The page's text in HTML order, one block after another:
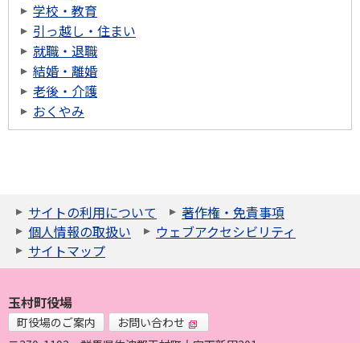
学校・教育
引っ越し・住まい
就職・退職
結婚・離婚
老後・介護
おくやみ
サイトの利用について
著作権・免責事項
個人情報の取扱い
ウェブアクセシビリティ
サイトマップ
玉村町役場
町役場のご案内
お問い合わせ